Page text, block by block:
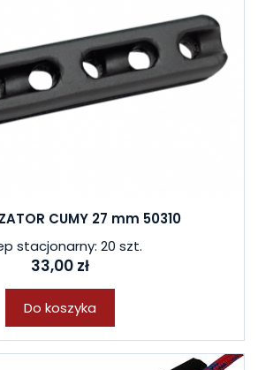
CUMY 27 mm 50310
stacjonarny: 20 szt.
33,00 zł
Do koszyka